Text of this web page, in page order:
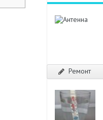
Ремонт